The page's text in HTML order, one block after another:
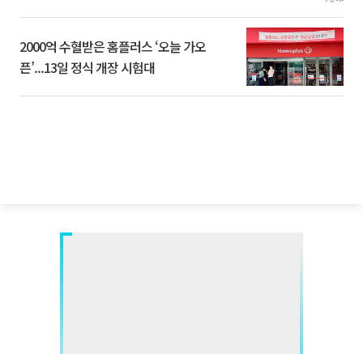
2000억 수혈받은 홈플러스 ‘오늘 가오
픈’...13일 정식 개장 시험대